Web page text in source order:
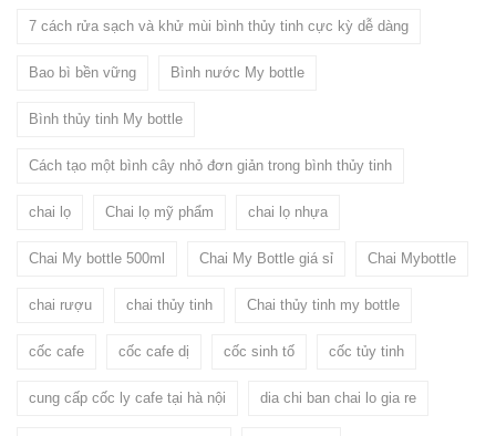
7 cách rửa sạch và khử mùi bình thủy tinh cực kỳ dễ dàng
Bao bì bền vững Bình nước My bottle
Bình thủy tinh My bottle
Cách tạo một bình cây nhỏ đơn giản trong bình thủy tinh
chai lọ Chai lọ mỹ phẩm chai lọ nhựa
Chai My bottle 500ml Chai My Bottle giá sỉ Chai Mybottle
chai rượu chai thủy tinh Chai thủy tinh my bottle
cốc cafe cốc cafe dị cốc sinh tố cốc tủy tinh
cung cấp cốc ly cafe tại hà nội dia chi ban chai lo gia re